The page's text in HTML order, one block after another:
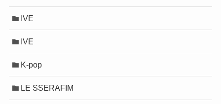
IVE
IVE
K-pop
LE SSERAFIM